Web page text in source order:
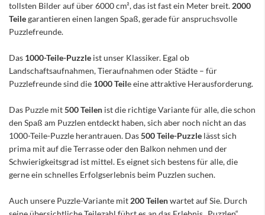
tollsten Bilder auf über 6000 cm², das ist fast ein Meter breit. 2000
Teilegarantieren einen langen Spaß, gerade für anspruchsvolle
Puzzlefreunde.
Das 1000-Teile-Puzzle ist unser Klassiker. Egal ob
Landschaftsaufnahmen, Tieraufnahmen oder Städte – für
Puzzlefreunde sind die 1000 Teile eine attraktive Herausforderung.
Das Puzzle mit500 Teilen ist die richtige Variante für alle, die schon
den Spaß am Puzzlen entdeckt haben, sich aber noch nicht an das
1000-Teile-Puzzle herantrauen. Das500 Teile-Puzzle lässt sich
prima mit auf die Terrasse oder den Balkon nehmen und der
Schwierigkeitsgrad ist mittel. Es eignet sich bestens für alle, die
gerne ein schnelles Erfolgserlebnis beim Puzzlen suchen.
Auch unsere Puzzle-Variante mit 200 Teilenwartet auf Sie. Durch